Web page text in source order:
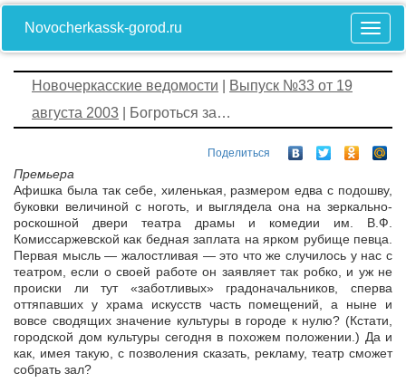
Novocherkassk-gorod.ru
Новочеркасские ведомости
Выпуск №33 от 19
августа 2003 | Богроться за…
Поделиться
Премьера
Афишка была так себе, хиленькая, размером едва с подошву,
буковки величиной с ноготь, и выглядела она на зеркально-
роскошной двери театра драмы и комедии им. В.Ф.
Комиссаржевской как бедная заплата на ярком рубище певца.
Первая мысль — жалостливая — это что же случилось у нас с
театром, если о своей работе он заявляет так робко, и уж не
происки ли тут «заботливых» градоначальников, сперва
оттяпавших у храма искусств часть помещений, а ныне и
вовсе сводящих значение культуры в городе к нулю? (Кстати,
городской дом культуры сегодня в похожем положении.) Да и
как, имея такую, с позволения сказать, рекламу, театр сможет
собрать зал?